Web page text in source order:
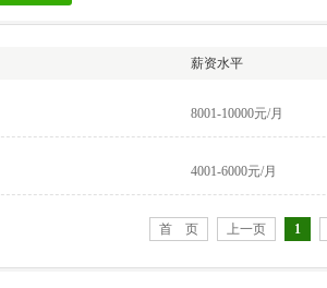
薪资水平
8001-10000元/月
4001-6000元/月
首 页 上一页 1